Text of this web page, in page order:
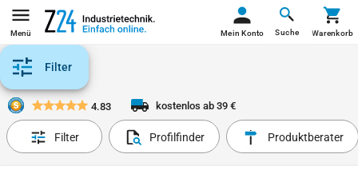
Menü Suche
Mein Konto Warenkorb
Filter
4.83 kostenlos ab 39 €
Filter Profilfinder Produktberater